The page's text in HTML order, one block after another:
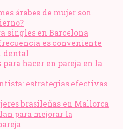
árabes de mujer son
singles en Barcelona
es conveniente
dental
para hacer en pareja en la
estrategias efectivas
brasileñas en Mallorca
para mejorar la